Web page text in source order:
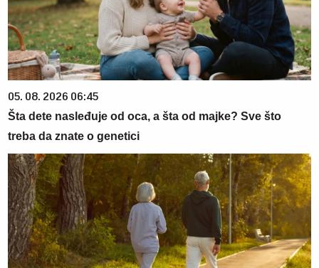
05. 08. 2026 06:45
Šta dete nasleđuje od oca, a šta od majke? Sve što
treba da znate o genetici